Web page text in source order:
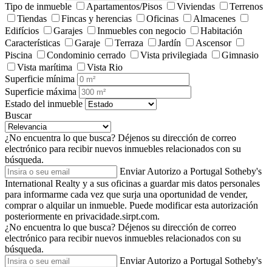
Tipo de inmueble
Apartamentos/Pisos Viviendas
Terrenos
Tiendas
Fincas y herencias Oficinas
Almacenes
Edifícios
Garajes Inmuebles con negocio
Habitación
Características
Garaje Terraza Jardín
Ascensor
Piscina
Condominio cerrado Vista privilegiada
Gimnasio
Vista marítima
Vista Rio
Superficie mínima
Superficie máxima
Estado del inmueble
Buscar
¿No encuentra lo que busca? Déjenos su dirección de correo
electrónico para recibir nuevos inmuebles relacionados con su
búsqueda.
Enviar Autorizo a Portugal Sotheby's
International Realty y a sus oficinas a guardar mis datos personales
para informarme cada vez que surja una oportunidad de vender,
comprar o alquilar un inmueble. Puede modificar esta autorización
posteriormente en privacidade.sirpt.com.
¿No encuentra lo que busca? Déjenos su dirección de correo
electrónico para recibir nuevos inmuebles relacionados con su
búsqueda.
Enviar Autorizo a Portugal Sotheby's